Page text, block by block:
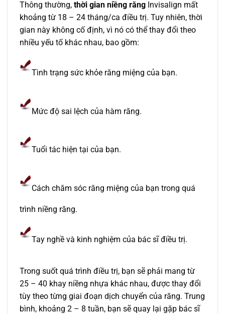
Thông thường, thời gian niềng răng Invisalign mất
khoảng từ 18 – 24 tháng/ca điều trị. Tuy nhiên, thời
gian này không cố định, vì nó có thể thay đổi theo
nhiều yếu tố khác nhau, bao gồm:
Tình trạng sức khỏe răng miệng của bạn.
Mức độ sai lệch của hàm răng.
Tuổi tác hiện tại của bạn.
Cách chăm sóc răng miệng của bạn trong quá
trình niềng răng.
Tay nghề và kinh nghiệm của bác sĩ điều trị.
Trong suốt quá trình điều trị, bạn sẽ phải mang từ
25 – 40 khay niềng nhựa khác nhau, được thay đổi
tùy theo từng giai đoạn dịch chuyển của răng. Trung
bình, khoảng 2 – 8 tuần, bạn sẽ quay lại gặp bác sĩ